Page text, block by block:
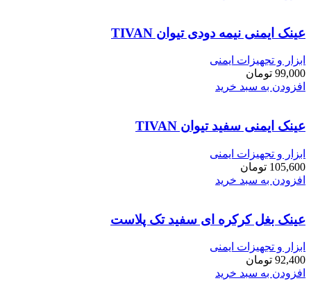
عینک ایمنی نیمه دودی تیوان TIVAN
ابزار و تجهیزات ایمنی
99,000 تومان
افزودن به سبد خرید
عینک ایمنی سفید تیوان TIVAN
ابزار و تجهیزات ایمنی
105,600 تومان
افزودن به سبد خرید
عینک بغل کرکره ای سفید تک پلاست
ابزار و تجهیزات ایمنی
92,400 تومان
افزودن به سبد خرید